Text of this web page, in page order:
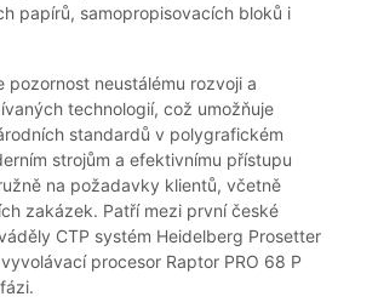
papírů, samopropisovacích bloků i
pozornost neustálému rozvoji a
technologií, což umožňuje
standardů v polygrafickém
strojům a efektivnímu přístupu
na požadavky klientů, včetně
zakázek. Patří mezi první české
CTP systém Heidelberg Prosetter
procesor Raptor PRO 68 P